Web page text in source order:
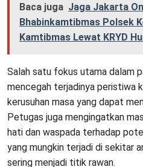
Baca juga Jaga Jakarta
Bhabinkamtibmas Polsek
Kamtibmas Lewat KRYD
Salah satu fokus utama dalam
mencegah terjadinya peristiwa
kerusuhan masa yang dapat
Petugas juga mengingatkan
hati dan waspada terhadap
yang mungkin terjadi di sekitar
sering menjadi titik rawan.